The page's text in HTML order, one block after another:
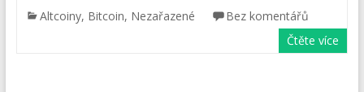
Altcoiny, Bitcoin, Nezařazené
Bez komentářů
Čtěte více